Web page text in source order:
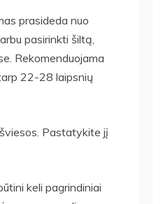
prasideda nuo
pasirinkti šiltą,
Rekomenduojama
22-28 laipsnių
Pastatykite jį
keli pagrindiniai